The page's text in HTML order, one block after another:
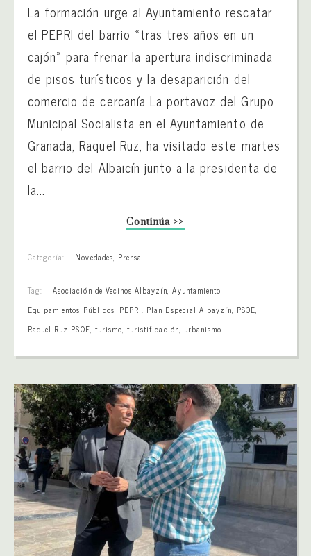
La formación urge al Ayuntamiento rescatar
el PEPRI del barrio «tras tres años en un
cajón» para frenar la apertura indiscriminada
de pisos turísticos y la desaparición del
comercio de cercanía La portavoz del Grupo
Municipal Socialista en el Ayuntamiento de
Granada, Raquel Ruz, ha visitado este martes
el barrio del Albaicín junto a la presidenta de
la...
Continúa >>
Categoría: Novedades, Prensa
Tag: Asociación de Vecinos Albayzín,Ayuntamiento,
Equipamientos Públicos, PEPRI. Plan Especial Albayzín, PSOE,
Raquel Ruz PSOE, turismo,turistificación, urbanismo